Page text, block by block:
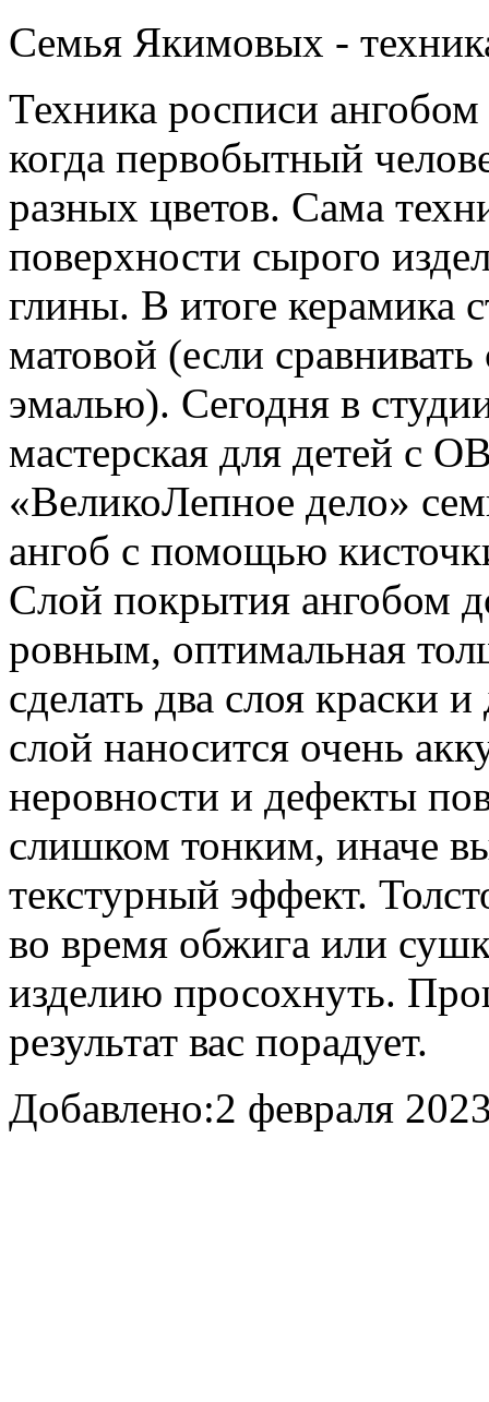
Семья Якимовых -
Техника росписи ангобом
когда первобытный
разных цветов. Сама
поверхности сырого
глины. В итоге керамика
матовой (если
эмалью). Сегодня в
мастерская для детей с
«ВеликоЛепное дело»
ангоб с помощью
Слой покрытия ангобом
ровным, оптимальная
сделать два слоя краски
слой наносится очень
неровности и дефекты
слишком тонким, иначе
текстурный эффект.
во время обжига или
изделию просохнуть.
результат вас порадует.
Добавлено:2 февраля